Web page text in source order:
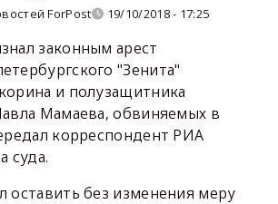
ForPost 19/10/2018 - 17:25
законным арест
"Зенита"
и полузащитника
Мамаева, обвиняемых в
корреспондент РИА
суда.
оставить без изменения меру